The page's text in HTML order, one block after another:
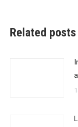
Related posts